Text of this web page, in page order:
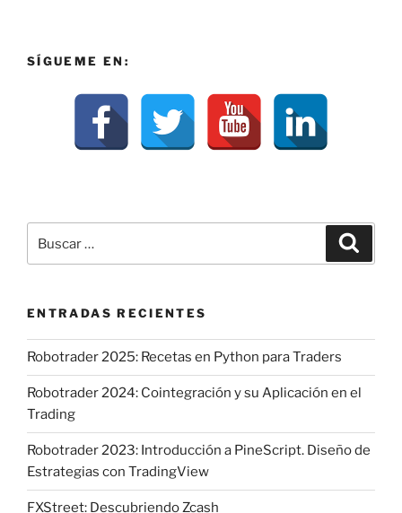
SÍGUEME EN:
por:
ENTRADAS RECIENTES
Robotrader 2025: Recetas en Python para Traders
Robotrader 2024: Cointegración y su Aplicación en el
Trading
Robotrader 2023: Introducción a PineScript. Diseño de
Estrategias con TradingView
FXStreet: Descubriendo Zcash